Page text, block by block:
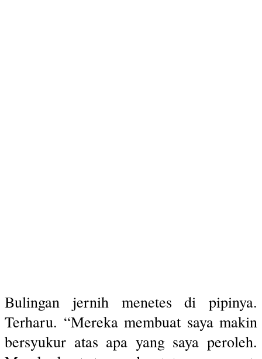
Bulingan jernih menetes di pipinya.
Terharu. “Mereka membuat saya makin
bersyukur atas apa yang saya peroleh.